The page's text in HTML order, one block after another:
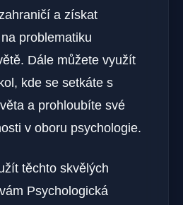
a získat
problematiku
Dále můžete využít
kde se setkáte s
a prohloubíte své
v oboru psychologie.
těchto skvělých
Psychologická